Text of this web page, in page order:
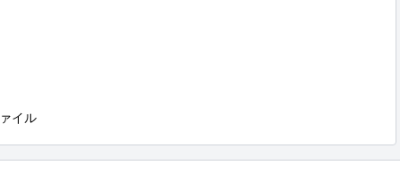
イル